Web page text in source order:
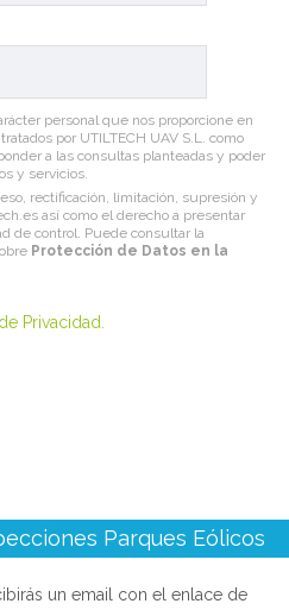
personal que nos proporcione en
por UTILTECH UAV S.L. como
a las consultas planteadas y poder
y servicios.
rectificación, limitación, supresión y
así como el derecho a presentar
de control. Puede consultar la
Protección de Datos en la
Privacidad
Parques Eólicos
un email con el enlace de